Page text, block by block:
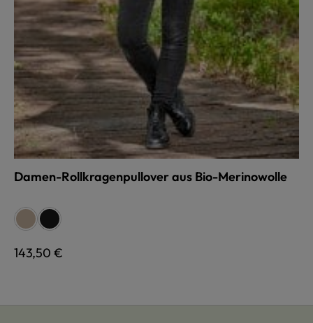
Damen-Rollkragenpullover aus Bio-Merinowolle
Farbe auswählen
sand schwarz
Regulärer Preis:
143,50 €